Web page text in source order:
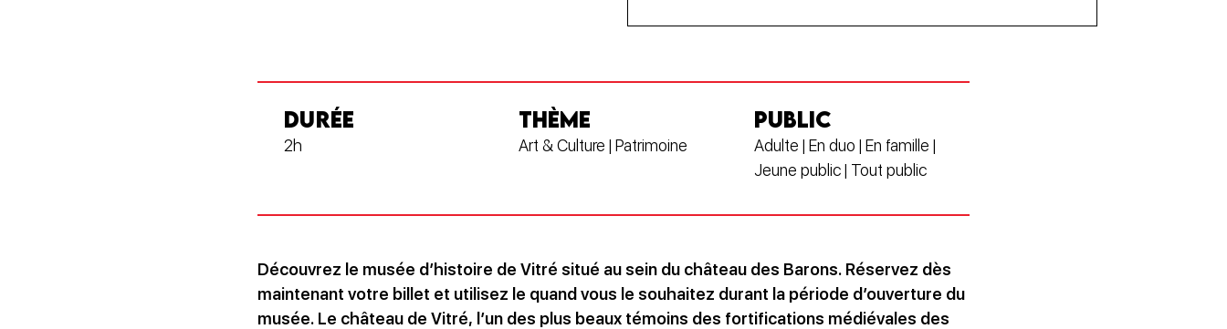
DURÉE
2h
THÈME
Art & Culture | Patrimoine
PUBLIC
Adulte | En duo | En famille |
Jeune public | Tout public
Découvrez le musée d’histoire de Vitré situé au sein du château des Barons. Réservez dès
maintenant votre billet et utilisez le quand vous le souhaitez durant la période d’ouverture du
musée. Le château de Vitré, l’un des plus beaux témoins des fortifications médiévales des